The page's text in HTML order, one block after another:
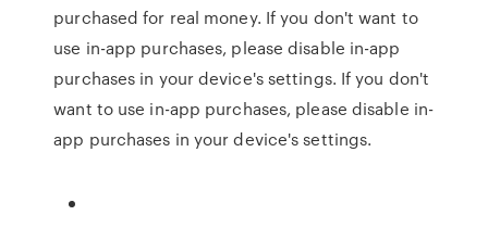
purchased for real money. If you don't want to
use in-app purchases, please disable in-app
purchases in your device's settings. If you don't
want to use in-app purchases, please disable in-
app purchases in your device's settings.